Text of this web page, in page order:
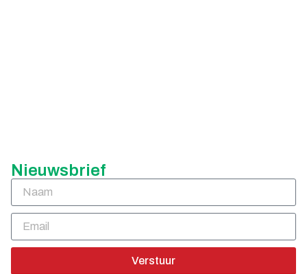
Nieuwsbrief
Verstuur